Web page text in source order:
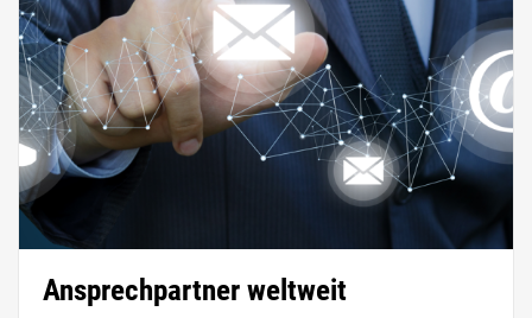
Ansprechpartner weltweit